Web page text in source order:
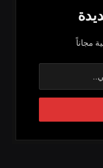
مجاناً